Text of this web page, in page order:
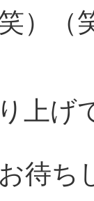
）（
上げ
待ち